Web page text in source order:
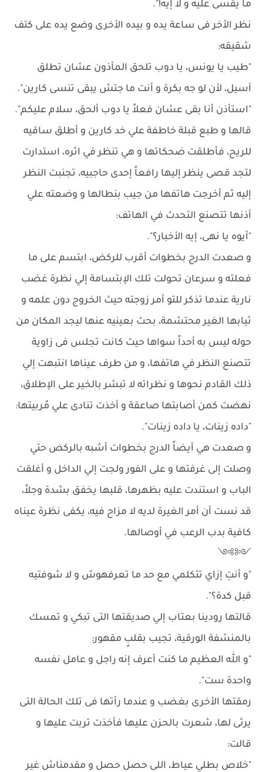
ما يقسى عليه و لا إيه!".
نظر الأخر فى ساعة يده و بيده الأخرى وضع يده على كتف
شقيقه:
"طيب يا يونس، يا دوب تلحق المأذون عشان تطلق
آسيل، لأن لو جه بكرة و أنت ما جتش يبقى تنسى كارين".
"استأذن أنا بقى عشان فعلاً يا دوب ألحق، سلام عليكم".
قالها و طبع قبلة خاطفة علي خد كارين و أطلق ساقيه
للريح، فأطلقت ضحكاتها و هي تنظر في اثره، استدارت
لتجد قصى ينظر إليها رافعاً إحدى حاجبيه، تجنبت النظر
إليه ثم أخرجت هاتفها من جيب بنطالها و وضعته علي
أذنها تتصنع التحدث في الهاتف:
"أيوه يا نهى، إيه الأخبار؟".
و صعدت الدرج بخطوات أقرب للركض، ابتسم على ما
فعلته و سرعان تحولت تلك الإبتسامة إلي نظرة غضب
نارية عندما تذكر للتو أمر زوجته حيث الخروج دون علمه و
ثيابها الغير محتشمة، بحث بعينيه عنها ليجد المكان من
حوله ليس به أحداً سواها حيث كانت تجلس فى زاوية
تتصنع النظر في هاتفها، و من طرف عيناها انتبهت إلي
ذلك القادم نحوها و نظراته لا تبشر بالخير على الإطلاق،
نهضت كمن أصابتها صاعقة و أخذت تنادى علي مُربيتها:
"داده زينات، يا داده زينات".
و صعدت هي أيضاً الدرج بخطوات أشبه بالركض حتي
وصلت إلى غرفتها و على الفور ولجت إلي الداخل و أغلقت
الباب و استندت عليه بظهرها، قلبها يخفق بشدة وجلاً،
قد نست أن أمر الغيرة لديه لا مزاح فيه، يكفى نظرة عيناه
كافية بدب الرعب في أوصالها.
༺༻
"و أنتِ إزاي تتكلمي مع حد ما تعرفهوش و لا شوفتيه
قبل كدة؟".
قالتها رودينا بعتاب إلي صديقتها التى تبكي و تمسك
بالمنشفة الورقية، تجيب بقلبٍ مقهور:
"و الله العظيم ما كنت أعرف إنه راجل و عامل نفسه
واحدة ست".
رمقتها الأخرى بغضب و عندما رأتها فى تلك الحالة التى
يرثى لها، شعرت بالحزن عليها فأخذت تربت عليها و
قالت:
"خلاص بطلي عياط، اللى حصل حصل و مقدمناش غير